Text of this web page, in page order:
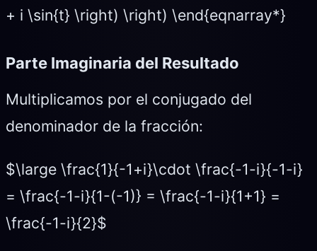
+ i \sin{t} \right) \right) \end{eqnarray*}
Parte Imaginaria del Resultado
Multiplicamos por el conjugado del
denominador de la fracción:
$\large \frac{1}{-1+i}\cdot \frac{-1-i}{-1-i}
= \frac{-1-i}{1-(-1)} = \frac{-1-i}{1+1} =
\frac{-1-i}{2}$